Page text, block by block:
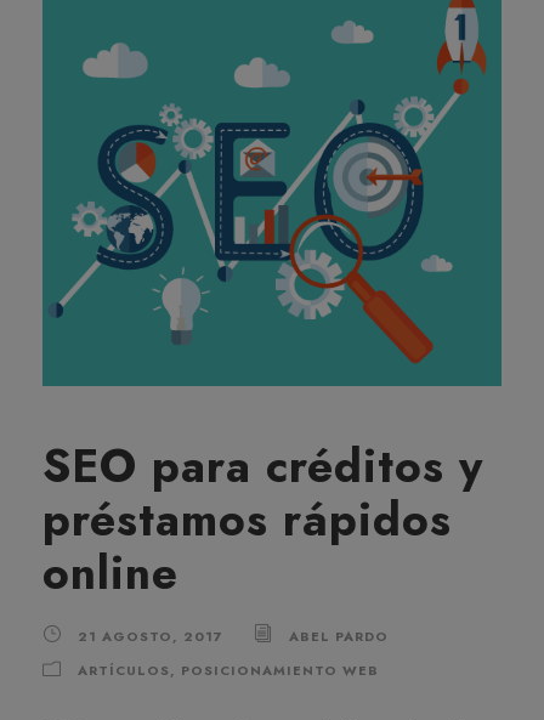
SEO para créditos y
préstamos rápidos
online
21 AGOSTO, 2017
ABEL PARDO
ARTÍCULOS, POSICIONAMIENTO WEB